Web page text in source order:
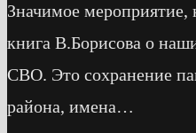
Значимое мероприятие,
книга В.Борисова о
СВО. Это сохранение
района, имена…